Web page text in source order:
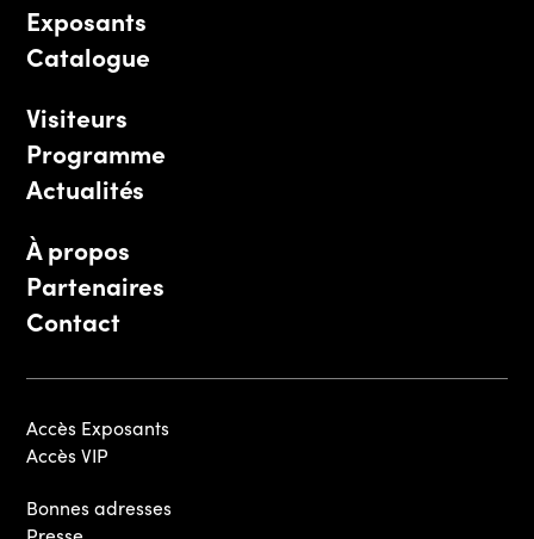
Exposants
Catalogue
Visiteurs
Programme
Actualités
À propos
Partenaires
Contact
Accès Exposants
Accès VIP
Bonnes adresses